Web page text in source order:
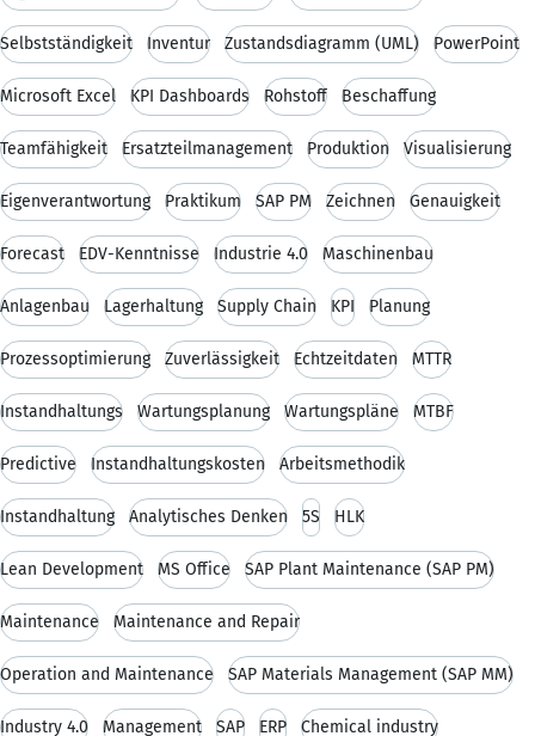
Selbstständigkeit Inventur Zustandsdiagramm (UML) PowerPoint
Microsoft Excel KPI Dashboards Rohstoff Beschaffung
Teamfähigkeit Ersatzteilmanagement Produktion Visualisierung
Eigenverantwortung Praktikum SAP PM Zeichnen Genauigkeit
Forecast EDV-Kenntnisse Industrie 4.0 Maschinenbau
Anlagenbau Lagerhaltung Supply Chain KPI Planung
Prozessoptimierung Zuverlässigkeit Echtzeitdaten MTTR
Instandhaltungs Wartungsplanung Wartungspläne MTBF
Predictive Instandhaltungskosten Arbeitsmethodik
Instandhaltung Analytisches Denken 5S HLK
Lean Development MS Office SAP Plant Maintenance (SAP PM)
Maintenance Maintenance and Repair
Operation and Maintenance SAP Materials Management (SAP MM)
Industry 4.0 Management SAP ERP Chemical industry